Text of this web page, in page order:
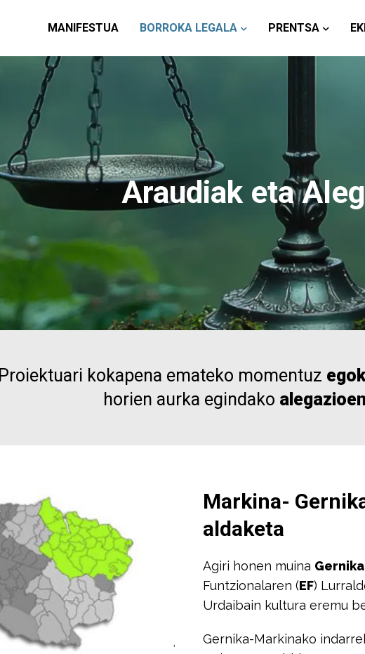
Araudiak eta
Proiektuari kokapena emateko momentuz
horien aurka egindako alegazioen
Markina-
aldaketa
Agiri honen muina
Funtzionalaren (EF)
Urdaibain kultura eremu
Gernika-Markinako
MANIFESTUA BORROKA LEGALA PRENTSA